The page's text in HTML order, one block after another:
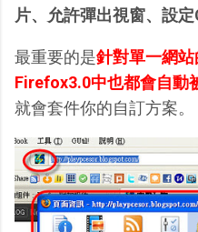
片、允許彈出視窗、設
最重要的是針對單一網
Firefox3.0中也都會自動
就會套件你的自訂方案。